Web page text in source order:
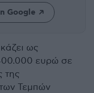
Google
ως
ευρώ σε
της
Τεμπών